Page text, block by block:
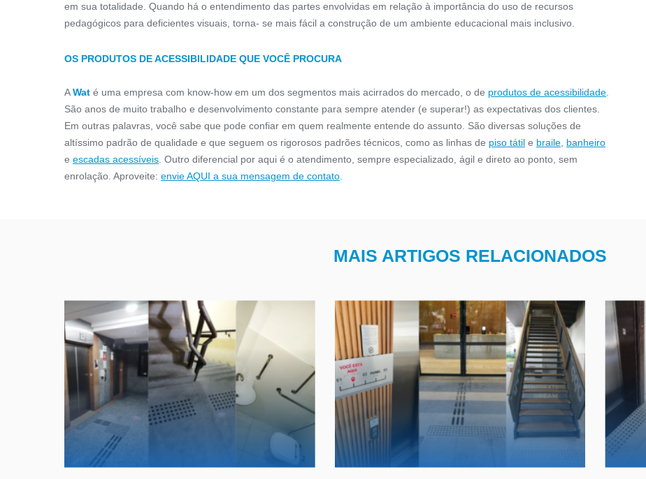
em sua totalidade. Quando há o entendimento das partes envolvidas em relação à importância do uso de recursos
pedagógicos para deficientes visuais, torna- se mais fácil a construção de um ambiente educacional mais inclusivo.
OS PRODUTOS DE ACESSIBILIDADE QUE VOCÊ PROCURA
AWat é uma empresa com know-how em um dos segmentos mais acirrados do mercado, o de produtos de acessibilidade
São anos de muito trabalho e desenvolvimento constante para sempre atender (e superar!) as expectativas dos clientes.
Em outras palavras, você sabe que pode confiar em quem realmente entende do assunto. São diversas soluções de
altíssimo padrão de qualidade e que seguem os rigorosos padrões técnicos, como as linhas de piso tátil e braile banheiro
e escadas acessíveis . Outro diferencial por aqui é o atendimento, sempre especializado, ágil e direto ao ponto, sem
enrolação. Aproveite: envie AQUI a sua mensagem de contato
As barras de apoio reta auxiliam na
segurança e Acessibilidade de
ambientes sanitários, auxiliando pessoas
com mobilid...
CONFIRA
O Adesivo S.I.A é a sinalização
obrigatória para identificar espaços
reservados ou prioritários para pessoas
com d...
CONFIRA
CLASSIC
Para garantir o rápido atendimento em
casos de acidentes ou outros problemas
dentro dos sanitários e banheiros
acessí...
MAIS ARTIGOS RELACIONADOS